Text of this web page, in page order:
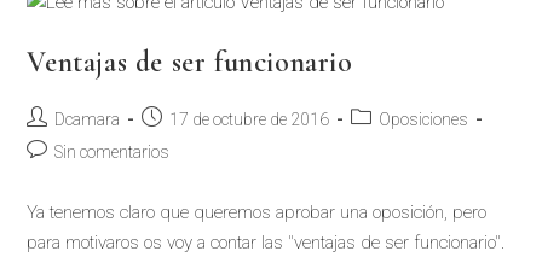
Ventajas de ser funcionario
Dcamara 17 de octubre de 2016
Oposiciones
Sin comentarios
Ya tenemos claro que queremos aprobar una oposición, pero
para motivaros os voy a contar las "ventajas de ser funcionario".